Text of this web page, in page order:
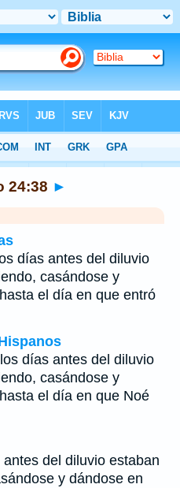
24:38 ►
días antes del diluvio
casándose y
el día en que entró
días antes del diluvio
casándose y
el día en que Noé
del diluvio estaban
y dándose en